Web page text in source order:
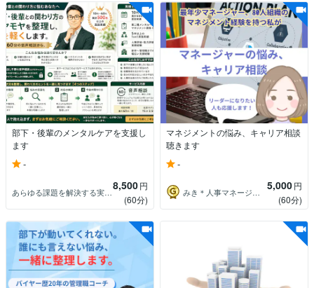
部下・後輩のメンタルケアを支援し
ます
-
あらゆる課題を解決する実務のエキスパート 8,500円
(60分)
マネジメントの悩み、キャリア相談
聴きます
-
みき＊人事マネージャー×キャリコン2級 5,000円
(60分)